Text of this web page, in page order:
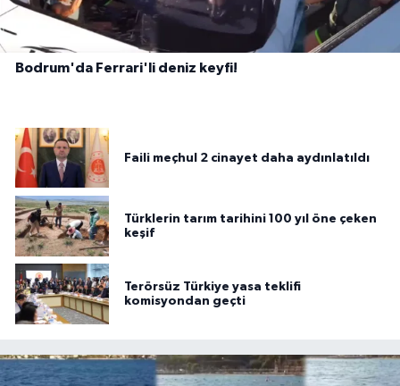
Bodrum'da Ferrari'li deniz keyfi!
Faili meçhul 2 cinayet daha aydınlatıldı
Türklerin tarım tarihini 100 yıl öne çeken
keşif
Terörsüz Türkiye yasa teklifi
komisyondan geçti